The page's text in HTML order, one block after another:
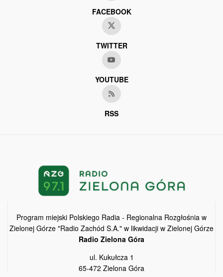
FACEBOOK
TWITTER
YOUTUBE
RSS
Program miejski Polskiego Radia - Regionalna Rozgłośnia w
Zielonej Górze "Radio Zachód S.A." w likwidacji w Zielonej Górze
Radio Zielona Góra
ul. Kukułcza 1
65-472 Zielona Góra